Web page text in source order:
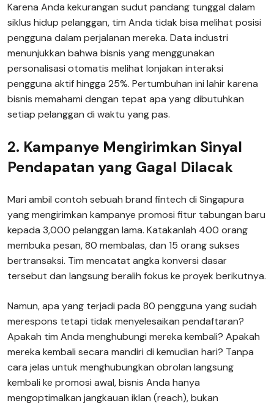
Karena Anda kekurangan sudut pandang tunggal dalam
siklus hidup pelanggan, tim Anda tidak bisa melihat posisi
pengguna dalam perjalanan mereka. Data industri
menunjukkan bahwa bisnis yang menggunakan
personalisasi otomatis melihat lonjakan interaksi
pengguna aktif hingga 25%. Pertumbuhan ini lahir karena
bisnis memahami dengan tepat apa yang dibutuhkan
setiap pelanggan di waktu yang pas.
2. Kampanye Mengirimkan Sinyal
Pendapatan yang Gagal Dilacak
Mari ambil contoh sebuah brand fintech di Singapura
yang mengirimkan kampanye promosi fitur tabungan baru
kepada 3,000 pelanggan lama. Katakanlah 400 orang
membuka pesan, 80 membalas, dan 15 orang sukses
bertransaksi. Tim mencatat angka konversi dasar
tersebut dan langsung beralih fokus ke proyek berikutnya.
Namun, apa yang terjadi pada 80 pengguna yang sudah
merespons tetapi tidak menyelesaikan pendaftaran?
Apakah tim Anda menghubungi mereka kembali? Apakah
mereka kembali secara mandiri di kemudian hari? Tanpa
cara jelas untuk menghubungkan obrolan langsung
kembali ke promosi awal, bisnis Anda hanya
mengoptimalkan jangkauan iklan (reach), bukan